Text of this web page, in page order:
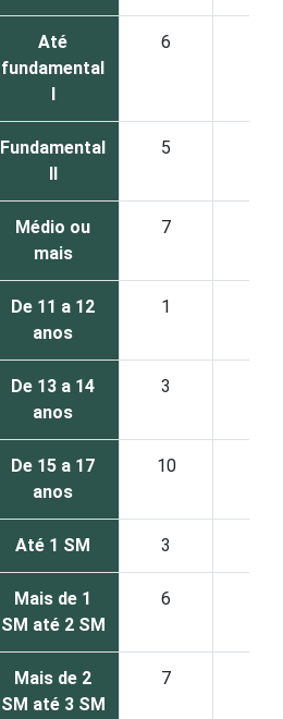
Até
fundamental
I
6
Fundamental
II
5
Médio ou
mais
7
De 11 a 12
anos
1
De 13 a 14
anos
3
De 15 a 17
anos
10
Até 1 SM 3
Mais de 1
SM até 2 SM
6
Mais de 2
SM até 3 SM
7